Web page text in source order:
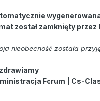
został zamknięty
nieobecność została
Forum | Cs-